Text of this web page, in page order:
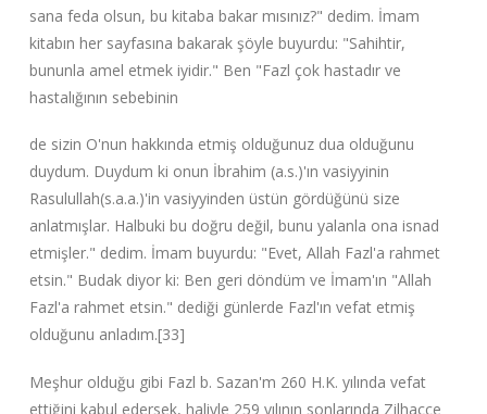
sana feda olsun, bu kitaba bakar mısınız?" dedim. İmam
kitabın her sayfasına bakarak şöyle buyurdu: "Sahihtir,
bununla amel etmek iyidir." Ben "Fazl çok hastadır ve
hastalığının sebebinin
de sizin O'nun hakkında etmiş olduğunuz dua olduğunu
duydum. Duydum ki onun İbrahim (a.s.)'ın vasiyyinin
Rasulullah(s.a.a.)'in vasiyyinden üstün gördüğünü size
anlatmışlar. Halbuki bu doğru değil, bunu yalanla ona isnad
etmişler." dedim. İmam buyurdu: "Evet, Allah Fazl'a rahmet
etsin." Budak diyor ki: Ben geri döndüm ve İmam'ın "Allah
Fazl'a rahmet etsin." dediği günlerde Fazl'ın vefat etmiş
olduğunu anladım.[33]
Meşhur olduğu gibi Fazl b. Sazan'm 260 H.K. yılında vefat
ettiğini kabul edersek, haliyle 259 yılının sonlarında Zilhacce